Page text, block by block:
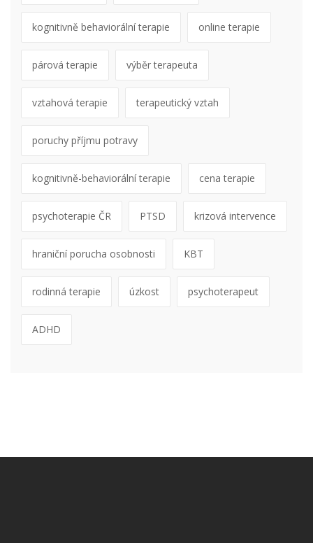
kognitivně behaviorální terapie online terapie
párová terapie výběr terapeuta
vztahová terapie terapeutický vztah
poruchy příjmu potravy
kognitivně-behaviorální terapie cena terapie
psychoterapie ČR PTSD krizová intervence
hraniční porucha osobnosti KBT
rodinná terapie úzkost psychoterapeut
ADHD